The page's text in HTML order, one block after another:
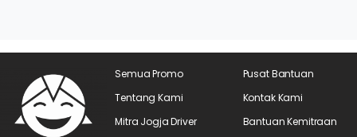
Semua Promo
Tentang Kami
Mitra Jogja Driver
Pusat Bantuan
Kontak Kami
Bantuan Kemitraan